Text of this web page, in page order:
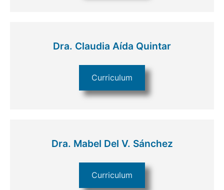
Dra. Claudia Aída Quintar
Curriculum
Dra. Mabel Del V. Sánchez
Curriculum